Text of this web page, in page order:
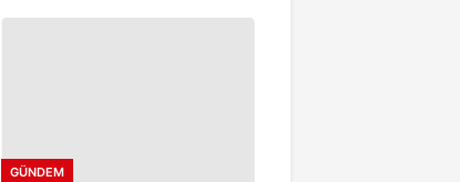
DUYGUSAL MESAJ: “BURASI
GÜNDEM